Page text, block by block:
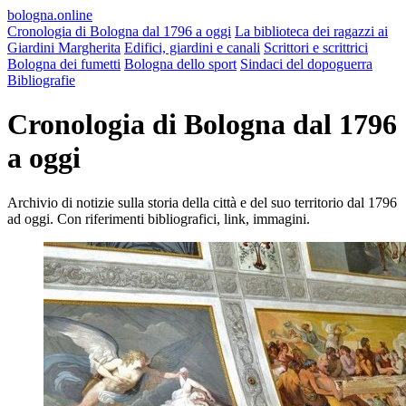
bologna.online
Cronologia di Bologna dal 1796 a oggi La biblioteca dei ragazzi ai
Giardini Margherita Edifici, giardini e canali Scrittori e scrittrici
Bologna dei fumetti Bologna dello sport Sindaci del dopoguerra
Bibliografie
Cronologia di Bologna dal 1796
a oggi
Archivio di notizie sulla storia della città e del suo territorio dal 1796
ad oggi. Con riferimenti bibliografici, link, immagini.